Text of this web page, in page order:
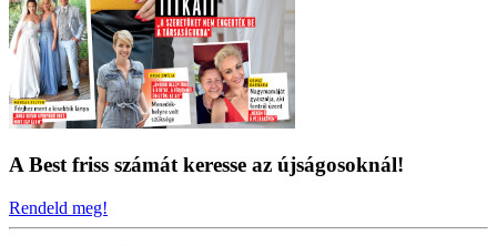
A Best friss számát keresse az újságosoknál!
Rendeld meg!